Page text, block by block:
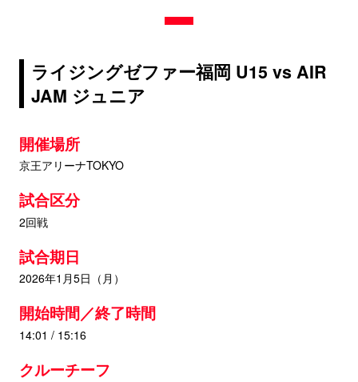
ライジングゼファー福岡 U15 vs AIR
JAM ジュニア
開催場所
京王アリーナTOKYO
試合区分
2回戦
試合期日
2026年1月5日（月）
開始時間／終了時間
14:01 / 15:16
クルーチーフ